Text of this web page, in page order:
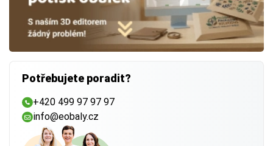
Potřebujete poradit?
+420 499 97 97 97
info@eobaly.cz